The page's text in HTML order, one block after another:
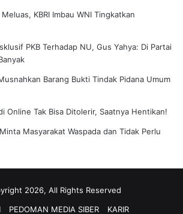
KBRI Imbau WNI Tingkatkan
PKB Terhadap NU, Gus Yahya: Di Partai
Barang Bukti Tindak Pidana Umum
Online Tak Bisa Ditolerir, Saatnya Hentikan!
Masyarakat Waspada dan Tidak Perlu
2026, All Rights Reserved
PEDOMAN MEDIA SIBER KARIR